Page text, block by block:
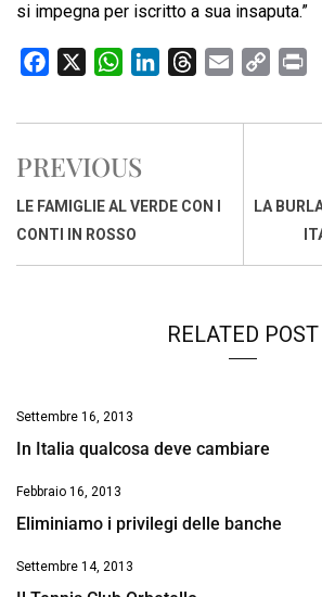
si impegna per iscritto a sua insaputa.”
c
b
o
o
W
a
s
A
p
n
d
r
d
a
p
i
i
PREVIOUS
LE FAMIGLIE AL VERDE CON I
CONTI IN ROSSO
LA
RELATED POST
Settembre 16, 2013
In Italia qualcosa deve cambiare
Febbraio 16, 2013
Eliminiamo i privilegi delle banche
Settembre 14, 2013